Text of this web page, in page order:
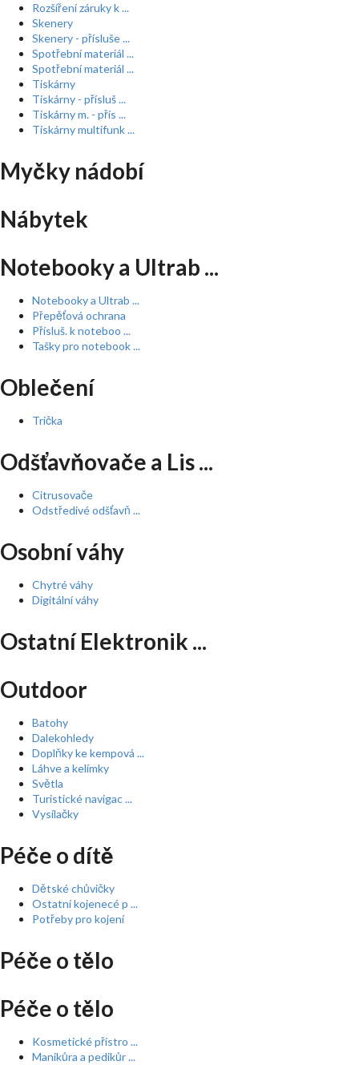
Rozšíření záruky k ...
Skenery
Skenery - přísluše ...
Spotřební materiál ...
Spotřební materiál ...
Tiskárny
Tiskárny - přísluš ...
Tiskárny m. - přís ...
Tiskárny multifunk ...
Myčky nádobí
Nábytek
Notebooky a Ultrab ...
Notebooky a Ultrab ...
Přepěťová ochrana
Přísluš. k noteboo ...
Tašky pro notebook ...
Oblečení
Trička
Odšťavňovače a Lis ...
Citrusovače
Odstředivé odšťavň ...
Osobní váhy
Chytré váhy
Digitální váhy
Ostatní Elektronik ...
Outdoor
Batohy
Dalekohledy
Doplňky ke kempová ...
Láhve a kelímky
Světla
Turistické navigac ...
Vysílačky
Péče o dítě
Dětské chůvičky
Ostatní kojenecé p ...
Potřeby pro kojení
Péče o tělo
Péče o tělo
Kosmetické přístro ...
Manikůra a pedikůr ...